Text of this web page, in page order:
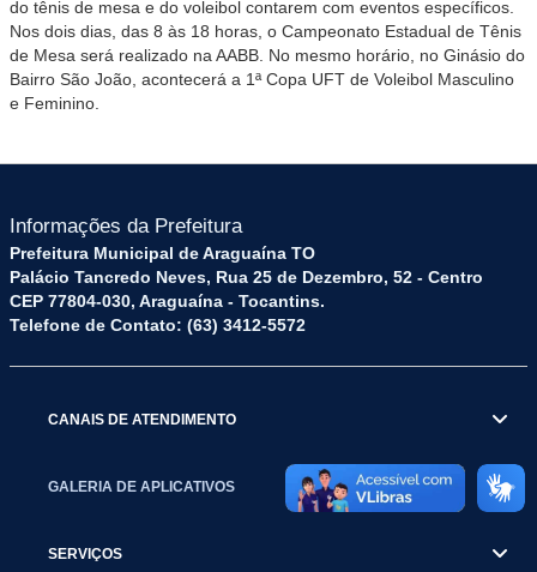
do tênis de mesa e do voleibol contarem com eventos específicos.
Nos dois dias, das 8 às 18 horas, o Campeonato Estadual de Tênis
de Mesa será realizado na AABB. No mesmo horário, no Ginásio do
Bairro São João, acontecerá a 1ª Copa UFT de Voleibol Masculino
e Feminino.
Informações da Prefeitura
Prefeitura Municipal de Araguaína TO
Palácio Tancredo Neves, Rua 25 de Dezembro, 52 - Centro
CEP 77804-030, Araguaína - Tocantins.
Telefone de Contato: (63) 3412-5572
CANAIS DE ATENDIMENTO
GALERIA DE APLICATIVOS
SERVIÇOS